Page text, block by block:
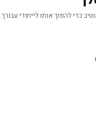
כדי להפוך אותו לייחודי עבורך.